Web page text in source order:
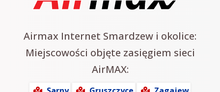
Airmax Internet Smardzew i okolice:
Miejscowości objęte zasięgiem sieci
AirMAX: